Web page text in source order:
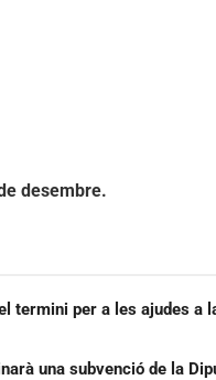
desembre.
termini per a les ajudes a
una subvenció de la